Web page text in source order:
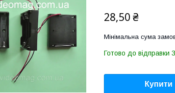
28,50 ₴
Мінімальна сума
Готово до відправки
Купити